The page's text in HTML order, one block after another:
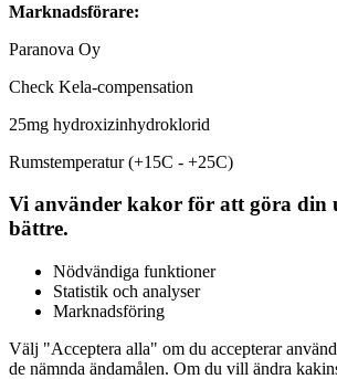
Marknadsförare:
Paranova Oy
Check Kela-compensation
25mg hydroxizinhydroklorid
Rumstemperatur (+15C - +25C)
Vi använder kakor för att göra din
bättre.
Nödvändiga funktioner
Statistik och analyser
Marknadsföring
Välj "Acceptera alla" om du accepterar
de nämnda ändamålen. Om du vill ändra